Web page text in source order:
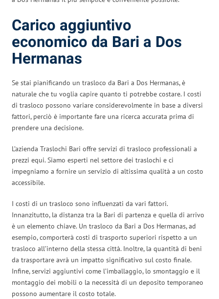
Carico aggiuntivo
economico da Bari a Dos
Hermanas
Se stai pianificando un trasloco da Bari a Dos Hermanas, è
naturale che tu voglia capire quanto ti potrebbe costare. I costi
di trasloco possono variare considerevolmente in base a diversi
fattori, perciò è importante fare una ricerca accurata prima di
prendere una decisione.
L’azienda Traslochi Bari offre servizi di trasloco professionali a
prezzi equi. Siamo esperti nel settore dei traslochi e ci
impegniamo a fornire un servizio di altissima qualità a un costo
accessibile.
I costi di un trasloco sono influenzati da vari fattori.
Innanzitutto, la distanza tra la Bari di partenza e quella di arrivo
è un elemento chiave. Un trasloco da Bari a Dos Hermanas, ad
esempio, comporterà costi di trasporto superiori rispetto a un
trasloco all’interno della stessa città. Inoltre, la quantità di beni
da trasportare avrà un impatto significativo sul costo finale.
Infine, servizi aggiuntivi come l’imballaggio, lo smontaggio e il
montaggio dei mobili o la necessità di un deposito temporaneo
possono aumentare il costo totale.